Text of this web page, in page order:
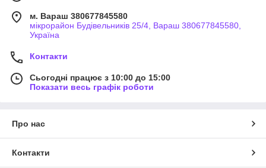
м. Вараш 380677845580
мікрорайон Будівельників 25/4, Вараш 380677845580,
Україна
Контакти
Сьогодні працює з 10:00 до 15:00
Показати весь графік роботи
Про нас
Контакти